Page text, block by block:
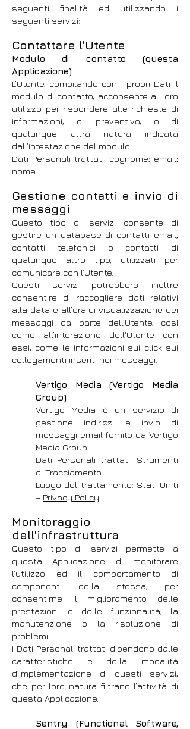
seguenti finalità ed utilizzando i
seguenti servizi:
Contattare l'Utente
Modulo di contatto (questa
Applicazione)
L’Utente, compilando con i propri Dati il
modulo di contatto, acconsente al loro
utilizzo per rispondere alle richieste di
informazioni, di preventivo, o di
qualunque altra natura indicata
dall’intestazione del modulo.
Dati Personali trattati: cognome; email;
nome.
Gestione contatti e invio di
messaggi
Questo tipo di servizi consente di
gestire un database di contatti email,
contatti telefonici o contatti di
qualunque altro tipo, utilizzati per
comunicare con l’Utente.
Questi servizi potrebbero inoltre
consentire di raccogliere dati relativi
alla data e all’ora di visualizzazione dei
messaggi da parte dell’Utente, così
come all’interazione dell'Utente con
essi, come le informazioni sui click sui
collegamenti inseriti nei messaggi.
Vertigo Media (Vertigo Media
Group)
Vertigo Media è un servizio di
gestione indirizzi e invio di
messaggi email fornito da Vertigo
Media Group.
Dati Personali trattati: Strumenti
di Tracciamento.
Luogo del trattamento: Stati Uniti
– Privacy Policy
Monitoraggio
dell'infrastruttura
Questo tipo di servizi permette a
questa Applicazione di monitorare
l’utilizzo ed il comportamento di
componenti della stessa, per
consentirne il miglioramento delle
prestazioni e delle funzionalità, la
manutenzione o la risoluzione di
problemi.
I Dati Personali trattati dipendono dalle
caratteristiche e della modalità
d’implementazione di questi servizi,
che per loro natura filtrano l’attività di
questa Applicazione.
Sentry (Functional Software,